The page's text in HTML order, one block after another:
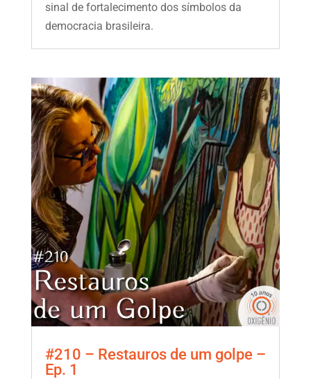
sinal de fortalecimento dos símbolos da
democracia brasileira.
#210 – Restauros de um golpe –
Ep. 1